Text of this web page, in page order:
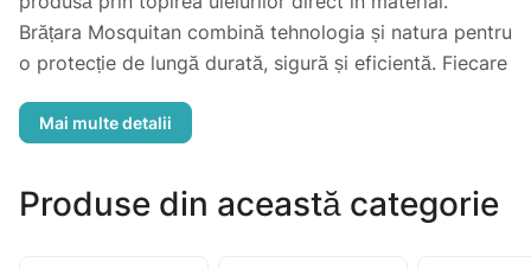
Brățara Mosquitan combină tehnologia și natura pentru
o protecție de lungă durată, sigură și eficientă. Fiecare
esențiale, echivalent cu conținutul a 24 de plasturi
brățara protejează atât ziua, cât și noaptea.
Poate fi purtată de adulți și copii începând cu vârsta
Produse din această categorie